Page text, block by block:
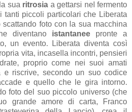
sua ritrosia a gettarsi nel fermento
tanti piccoli particolari che Liberata
foto con la sua macchina
diventano istantanee pronte a
un evento. Liberata diventa così
vita, incasella incontri, pensieri
proprio come nei suoi amati
e riscrive, secondo un suo codice
e quello che le gira intorno.
foto del suo piccolo universo (che
grande amore di carta, Franco